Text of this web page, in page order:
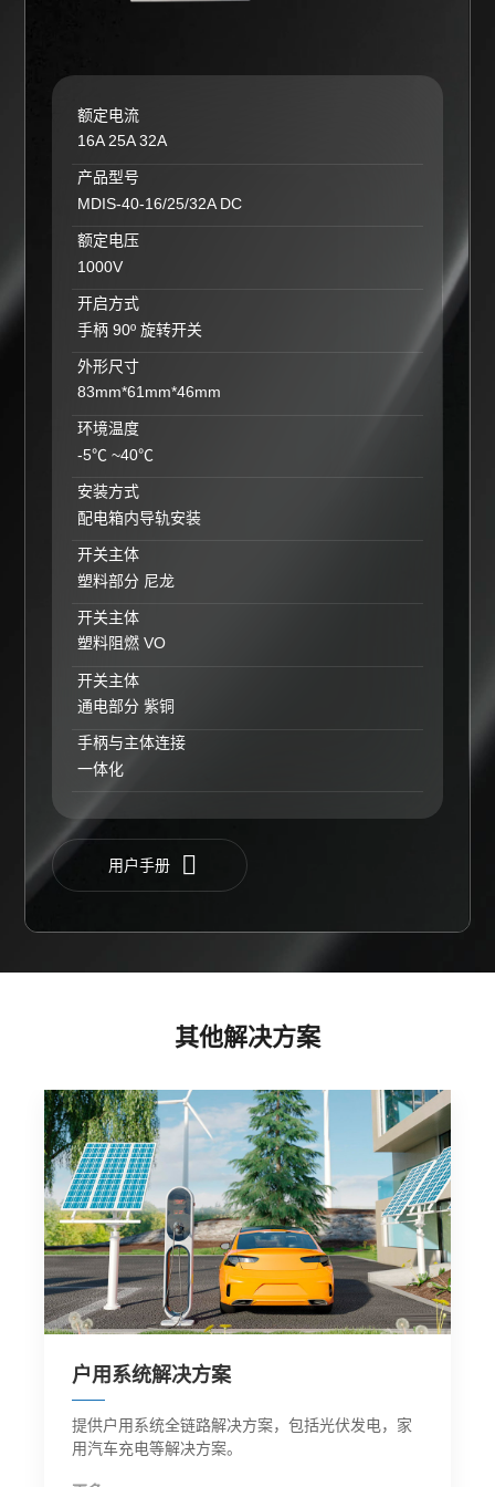
额定电流
16A 25A 32A
产品型号
MDIS-40-16/25/32A DC
额定电压
1000V
开启方式
手柄 90º 旋转开关
外形尺寸
83mm*61mm*46mm
环境温度
-5℃ ~40℃
安装方式
配电箱内导轨安装
开关主体
塑料部分 尼龙
开关主体
塑料阻燃 VO
开关主体
通电部分 紫铜
手柄与主体连接
一体化
用户手册
其他解决方案
户用系统解决方案
提供户用系统全链路解决方案，包括光伏发电，家
用汽车充电等解决方案。